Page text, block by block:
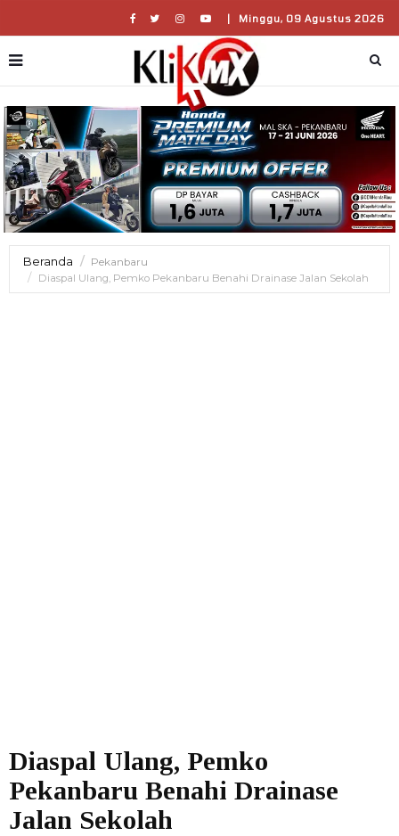
| Minggu, 09 Agustus 2026
Beranda
Pekanbaru
Diaspal Ulang, Pemko Pekanbaru Benahi Drainase Jalan Sekolah
Diaspal Ulang, Pemko
Pekanbaru Benahi Drainase
Jalan Sekolah